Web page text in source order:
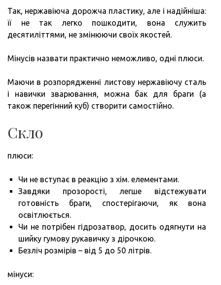
Так, нержавіюча дорожча пластику, але і надійніша:
її не так легко пошкодити, вона служить
десятиліттями, не змінюючи своїх якостей.
Мінусів назвати практично неможливо, одні плюси.
Маючи в розпорядженні листову нержавіючу сталь
і навички зварювання, можна бак для браги (а
також перегінний куб) створити самостійно.
Скло
плюси:
Чи не вступає в реакцію з хім. елементами.
Завдяки прозорості, легше відстежувати
готовність браги, спостерігаючи, як вона
освітлюється.
Чи не потрібен гідрозатвор, досить одягнути на
шийку гумову рукавичку з дірочкою.
Безліч розмірів – від 5 до 50 літрів.
мінуси: